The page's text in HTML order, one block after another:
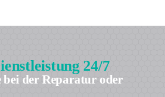
24/7
bei der Reparatur oder